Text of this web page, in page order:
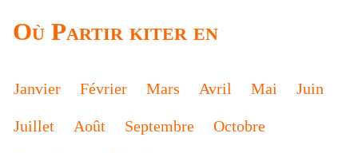
Où Partir kiter en
Janvier Février Mars Avril Mai Juin
Juillet Août Septembre Octobre